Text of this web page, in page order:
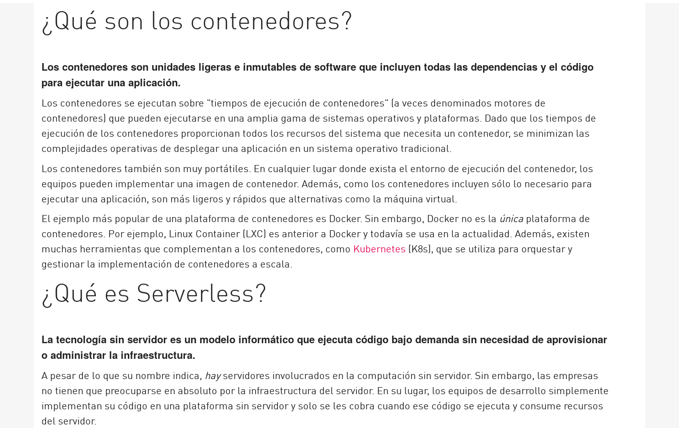
¿Qué son los contenedores?
Los contenedores son unidades ligeras e inmutables de software que incluyen todas las dependencias y el código
para ejecutar una aplicación.
Los contenedores se ejecutan sobre "tiempos de ejecución de contenedores" (a veces denominados motores de
contenedores) que pueden ejecutarse en una amplia gama de sistemas operativos y plataformas. Dado que los tiempos de
ejecución de los contenedores proporcionan todos los recursos del sistema que necesita un contenedor, se minimizan las
complejidades operativas de desplegar una aplicación en un sistema operativo tradicional.
Los contenedores también son muy portátiles. En cualquier lugar donde exista el entorno de ejecución del contenedor, los
equipos pueden implementar una imagen de contenedor. Además, como los contenedores incluyen sólo lo necesario para
ejecutar una aplicación, son más ligeros y rápidos que alternativas como la máquina virtual.
El ejemplo más popular de una plataforma de contenedores es Docker. Sin embargo, Docker no es la única plataforma de
contenedores. Por ejemplo, Linux Container (LXC) es anterior a Docker y todavía se usa en la actualidad. Además, existen
muchas herramientas que complementan a los contenedores, como Kubernetes (K8s), que se utiliza para orquestar y
gestionar la implementación de contenedores a escala.
¿Qué es Serverless?
La tecnología sin servidor es un modelo informático que ejecuta código bajo demanda sin necesidad de aprovisionar
o administrar la infraestructura.
A pesar de lo que su nombre indica, hayservidores involucrados en la computación sin servidor. Sin embargo, las empresas
no tienen que preocuparse en absoluto por la infraestructura del servidor. En su lugar, los equipos de desarrollo simplemente
implementan su código en una plataforma sin servidor y solo se les cobra cuando ese código se ejecuta y consume recursos
del servidor.